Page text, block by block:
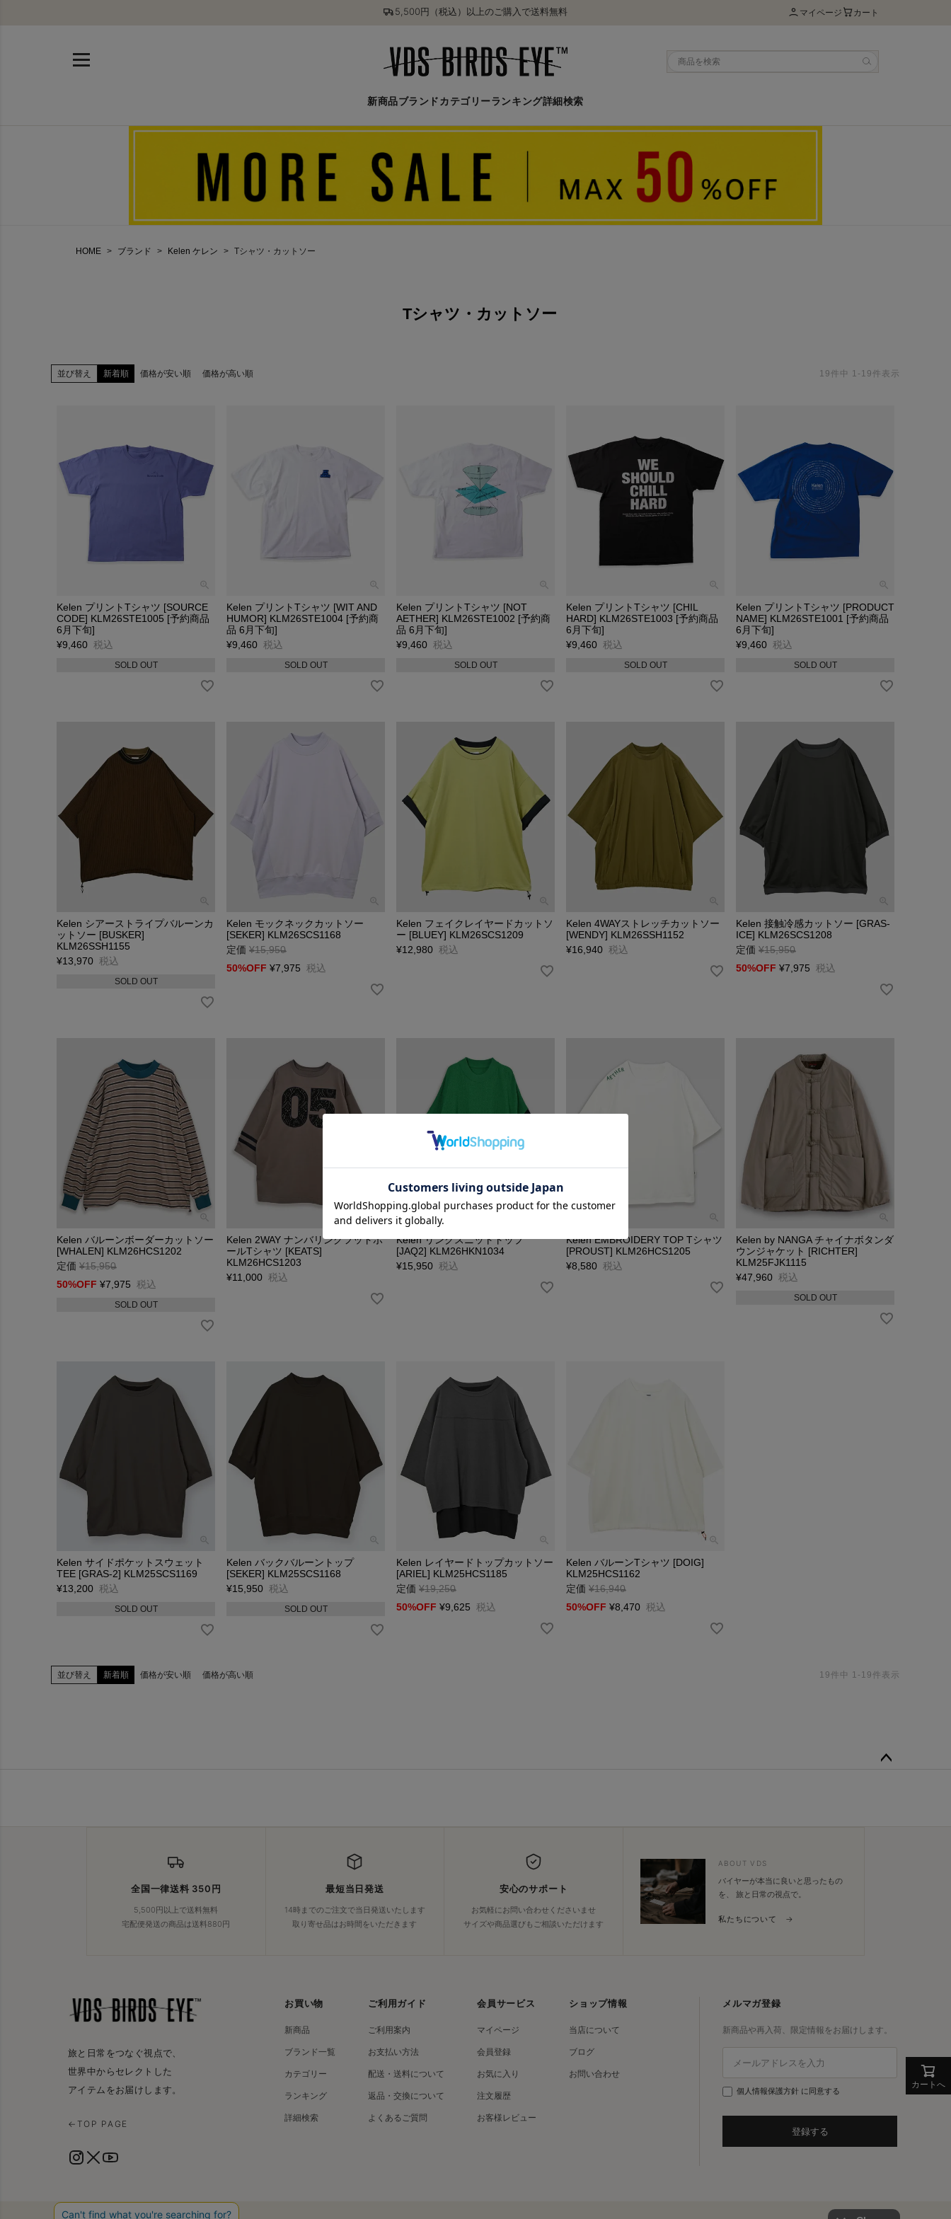
5,500円（税込）以上のご購入で送料無料 マイページ カート
新商品ブランド カテゴリーランキング詳細検索
HOME ブランド Kelen ケレン Tシャツ・カットソー
Tシャツ・カットソー
並び替え 新着順 価格が安い順 価格が高い順 19件中 1 - 19件表示
Kelen プリントTシャツ [SOURCE
CODE] KLM26STE1005 [予約商品
6月下旬]
¥9,460 税込
SOLD OUT
Kelen プリントTシャツ [WIT AND
HUMOR] KLM26STE1004 [予約商
品 6月下旬]
¥9,460 税込
SOLD OUT
Kelen プリントTシャツ [NOT
AETHER] KLM26STE1002 [予約商
品 6月下旬]
¥9,460 税込
SOLD OUT
Kelen プリントTシャツ [CHIL
HARD] KLM26STE1003 [予約商品
6月下旬]
¥9,460 税込
SOLD OUT
Kelen プリントTシャツ [PRODUCT
NAME] KLM26STE1001 [予約商品
6月下旬]
¥9,460 税込
SOLD OUT
Kelen シアーストライプバルーンカ
ットソー [BUSKER]
KLM26SSH1155
¥13,970 税込
SOLD OUT
Kelen モックネックカットソー
[SEKER] KLM26SCS1168
定価 ¥15,950
→
50%OFF ¥7,975 税込
Kelen フェイクレイヤードカットソ
ー [BLUEY] KLM26SCS1209
¥12,980 税込
Kelen 4WAYストレッチカットソー
[WENDY] KLM26SSH1152
¥16,940 税込
Kelen 接触冷感カットソー [GRAS-
ICE] KLM26SCS1208
定価 ¥15,950
→
50%OFF ¥7,975 税込
Kelen バルーンボーダーカットソー
[WHALEN] KLM26HCS1202
定価 ¥15,950
→
50%OFF ¥7,975 税込
SOLD OUT
Kelen 2WAY ナンバリングフットボ
ールTシャツ [KEATS]
KLM26HCS1203
¥11,000 税込
Kelen リンクスニットトップ
[JAQ2] KLM26HKN1034
¥15,950 税込
Kelen EMBROIDERY TOP Tシャツ
[PROUST] KLM26HCS1205
¥8,580 税込
Kelen by NANGA チャイナボタンダ
ウンジャケット [RICHTER]
KLM25FJK1115
¥47,960 税込
SOLD OUT
Kelen サイドポケットスウェット
TEE [GRAS-2] KLM25SCS1169
¥13,200 税込
SOLD OUT
Kelen バックバルーントップ
[SEKER] KLM25SCS1168
¥15,950 税込
SOLD OUT
Kelen レイヤードトップカットソー
[ARIEL] KLM25HCS1185
定価 ¥19,250
→
50%OFF ¥9,625 税込
Kelen バルーンTシャツ [DOIG]
KLM25HCS1162
定価 ¥16,940
→
50%OFF ¥8,470 税込
並び替え 新着順 価格が安い順 価格が高い順 19件中 1 - 19件表示
カートへ
全国一律送料 350円
5,500円以上で送料無料
宅配便発送の商品は送料880円
最短当日発送
14時までのご注文で当日発送いたします
取り寄せ品はお時間をいただきます
安心のサポート
お気軽にお問い合わせくださいませ
サイズや商品選びもご相談いただけます
ABOUT VDS
バイヤーが本当に良いと思ったもの
を、 旅と日常の視点で。
私たちについて →
旅と日常をつなぐ視点で、
世界中からセレクトした
アイテムをお届けします。
← TOP PAGE
お買い物
新商品
ブランド一覧
カテゴリー
ランキング
詳細検索
ご利用ガイド
ご利用案内
お支払い方法
配送・送料について
返品・交換について
よくあるご質問
会員サービス
マイページ
会員登録
お気に入り
注文履歴
お客様レビュー
ショップ情報
当店について
ブログ
お問い合わせ
メルマガ登録
新商品や再入荷、限定情報をお届けします。
個人情報保護方針 に同意する
登録する